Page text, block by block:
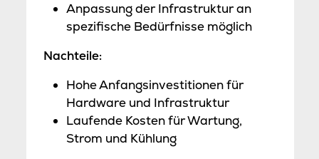
Anpassung der Infrastruktur an
spezifische Bedürfnisse möglich
Nachteile:
Hohe Anfangsinvestitionen für
Hardware und Infrastruktur
Laufende Kosten für Wartung,
Strom und Kühlung